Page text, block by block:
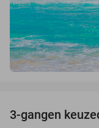
3-gangen